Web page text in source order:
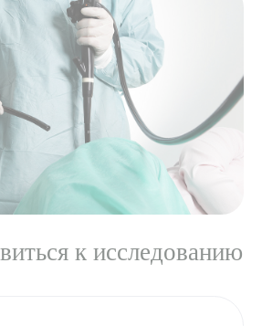
к исследованию